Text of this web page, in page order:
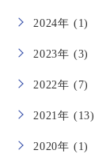
2024年 (1)
2023年 (3)
2022年 (7)
2021年 (13)
2020年 (1)